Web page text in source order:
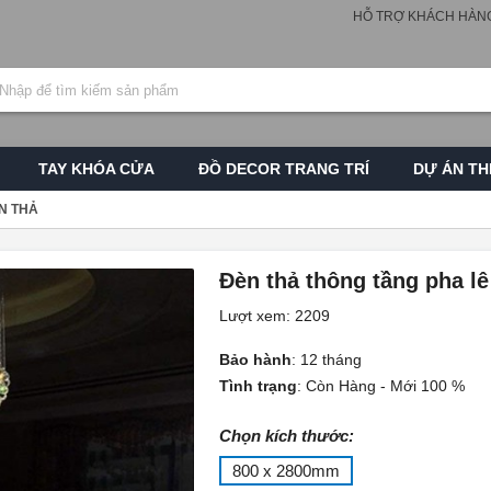
HỖ TRỢ KHÁCH
TAY KHÓA CỬA ĐỒ DECOR TRANG TRÍ DỰ ÁN
THẢ
Đèn thả thông tầng pha
Lượt xem: 2209
Bảo hành: 12 tháng
Tình trạng: Còn Hàng - Mới 100 %
Chọn kích thước:
800 x 2800mm